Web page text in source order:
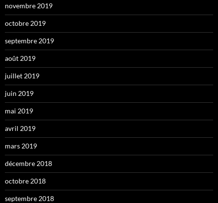
novembre 2019
octobre 2019
septembre 2019
août 2019
juillet 2019
juin 2019
mai 2019
avril 2019
mars 2019
décembre 2018
octobre 2018
septembre 2018